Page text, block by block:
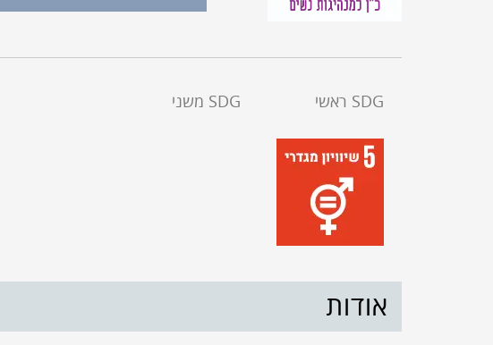
SDG ראשי SDG משני
אודות